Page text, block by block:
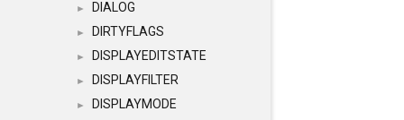
► DIALOG
► DIRTYFLAGS
► DISPLAYEDITSTATE
► DISPLAYFILTER
► DISPLAYMODE